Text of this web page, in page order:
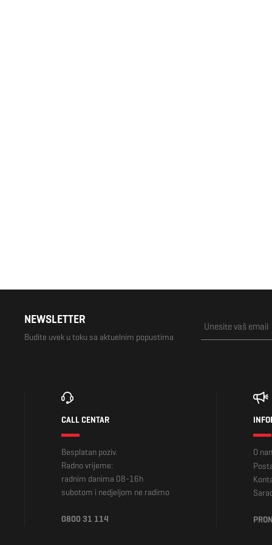
NEWSLETTER
Budite uvek u toku sa aktuelnim popustima
CALL CENTAR
Besplatan poziv.
Radno vrijeme:
radnim danima 08-16h
subotom i nedjeljom ne radimo
0800 31 114
O